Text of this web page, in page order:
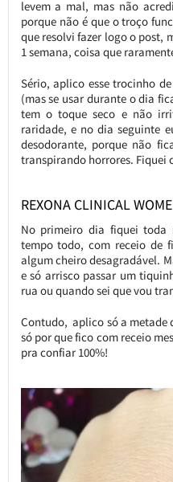
levem a mal, mas não
porque não é que o troço
que resolvi fazer logo o post,
1 semana, coisa que
Sério, aplico esse trocinho
(mas se usar durante o dia
tem o toque seco e não
raridade, e no dia seguinte
desodorante, porque não
transpirando horrores. Fiquei
REXONA CLINICAL
No primeiro dia fiquei toda
tempo todo, com receio de
algum cheiro desagradável.
e só arrisco passar um
rua ou quando sei que vou
Contudo, aplico só a metade
só por que fico com receio
pra confiar 100%!